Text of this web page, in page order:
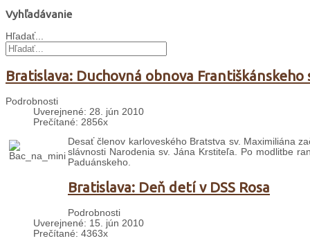
Vyhľadávanie
Hľadať...
Bratislava: Duchovná obnova Františkánskeho
Podrobnosti
Uverejnené: 28. jún 2010
Prečítané: 2856x
Desať členov karloveského Bratstva sv. Maximiliána
slávnosti Narodenia sv. Jána Krstiteľa. Po modlitbe
Paduánskeho.
Bratislava: Deň detí v DSS Rosa
Podrobnosti
Uverejnené: 15. jún 2010
Prečítané: 4363x